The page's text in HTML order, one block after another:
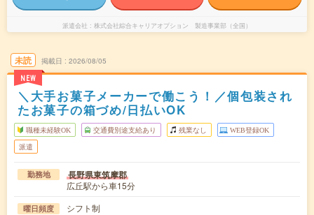
派遣会社 株式会社綜合キャリアオプション 製造事業部（全国）
未読
NEW
掲載日 2026/08/05
＼大手お菓子メーカーで働こう！／個包装され
たお菓子の箱づめ/日払いOK
職種未経験OK 交通費別途支給あり 残業なし WEB登録OK
派遣
勤務地 長野県東筑摩郡
広丘駅から車15分
曜日頻度 シフト制